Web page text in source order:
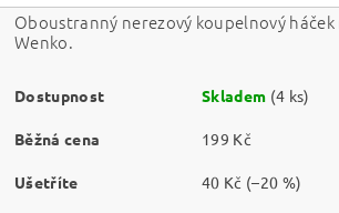
Oboustranný nerezový koupelnový háček
Wenko.
Dostupnost Skladem (4 ks)
Běžná cena 199 Kč
Ušetříte 40 Kč (–20 %)